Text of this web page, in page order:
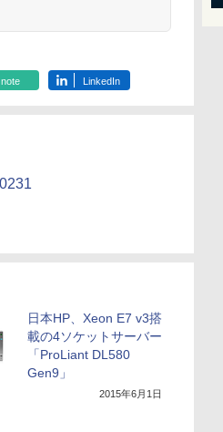
note LinkedIn
日本HP、Xeon E7 v3搭
載の4ソケットサーバー
「ProLiant DL580
Gen9」
2015年6月1日